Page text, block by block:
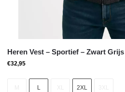
Heren Vest – Sportief – Zwart Grijs
€32,95
L 2XL